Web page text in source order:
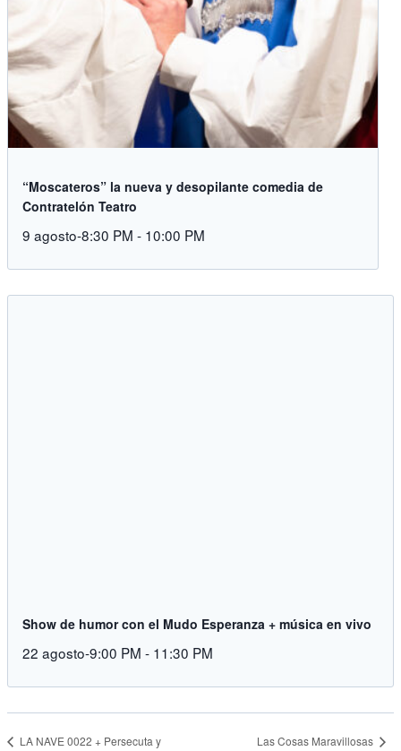
“Moscateros” la nueva y desopilante comedia de
Contratelón Teatro
9 agosto-8:30 PM - 10:00 PM
Show de humor con el Mudo Esperanza + música en vivo
22 agosto-9:00 PM - 11:30 PM
LA NAVE 0022 + Persecuta y Las Cosas Maravillosas